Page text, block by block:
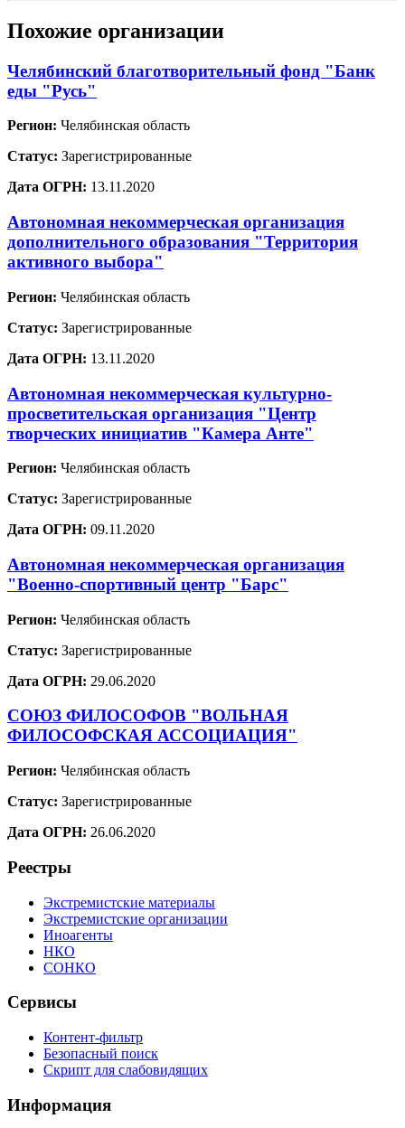
Похожие организации
Челябинский благотворительный фонд "Банк
еды "Русь"
Регион: Челябинская область
Статус: Зарегистрированные
Дата ОГРН: 13.11.2020
Автономная некоммерческая организация
дополнительного образования "Территория
активного выбора"
Регион: Челябинская область
Статус: Зарегистрированные
Дата ОГРН: 13.11.2020
Автономная некоммерческая культурно-
просветительская организация "Центр
творческих инициатив "Камера Анте"
Регион: Челябинская область
Статус: Зарегистрированные
Дата ОГРН: 09.11.2020
Автономная некоммерческая организация
"Военно-спортивный центр "Барс"
Регион: Челябинская область
Статус: Зарегистрированные
Дата ОГРН: 29.06.2020
СОЮЗ ФИЛОСОФОВ "ВОЛЬНАЯ
ФИЛОСОФСКАЯ АССОЦИАЦИЯ"
Регион: Челябинская область
Статус: Зарегистрированные
Дата ОГРН: 26.06.2020
Реестры
Экстремистские материалы
Экстремистские организации
Иноагенты
НКО
СОНКО
Сервисы
Контент-фильтр
Безопасный поиск
Скрипт для слабовидящих
Информация